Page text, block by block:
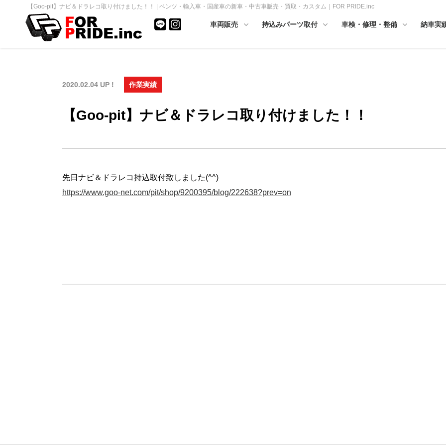
【Goo-pit】ナビ＆ドラレコ取り付けました！！ | ベンツ・輸入車・国産車の新車・中古車販売・買取・カスタム｜FOR PRIDE.inc
車両販売 持込みパーツ取付 車検・修理・整備 納車実
2020.02.04 UP ! 作業実績
【Goo-pit】ナビ＆ドラレコ取り付けました！！
先日ナビ＆ドラレコ持込取付致しました(^^)
https://www.goo-net.com/pit/shop/9200395/blog/222638?prev=on